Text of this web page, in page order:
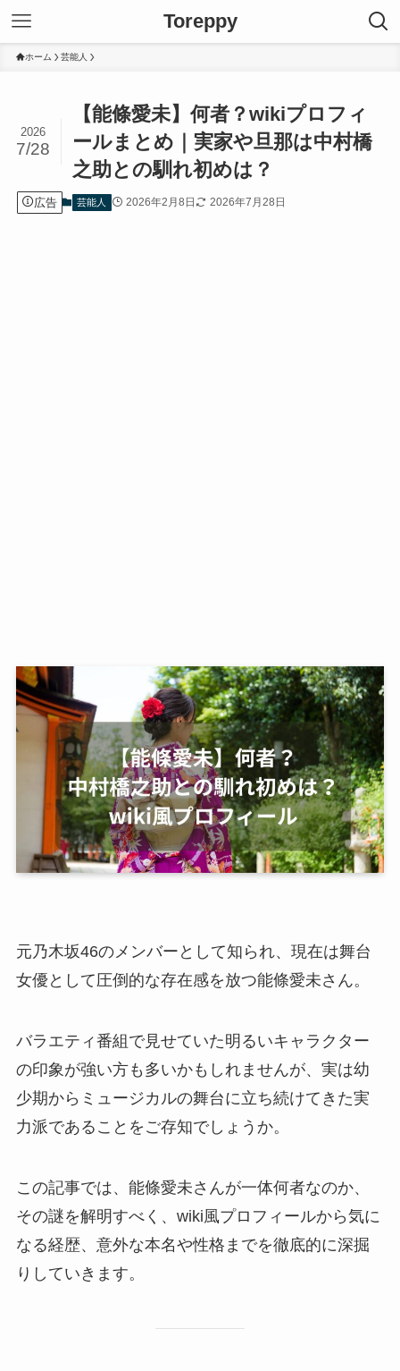
Toreppy
ホーム 芸能人
【能條愛未】何者？wikiプロフィ
ールまとめ｜実家や旦那は中村橋
之助との馴れ初めは？
2026
7/28
広告 芸能人 2026年2月8日 2026年7月28日
元乃木坂46のメンバーとして知られ、現在は舞台
女優として圧倒的な存在感を放つ能條愛未さん。
バラエティ番組で見せていた明るいキャラクター
の印象が強い方も多いかもしれませんが、実は幼
少期からミュージカルの舞台に立ち続けてきた実
力派であることをご存知でしょうか。
この記事では、能條愛未さんが一体何者なのか、
その謎を解明すべく、wiki風プロフィールから気に
なる経歴、意外な本名や性格までを徹底的に深掘
りしていきます。